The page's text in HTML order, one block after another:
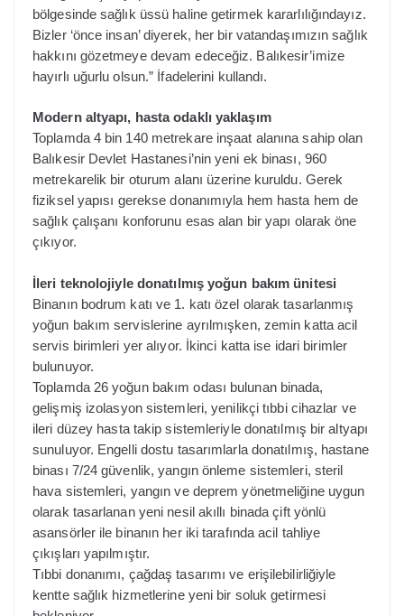
bölgesinde sağlık üssü haline getirmek kararlılığındayız.
Bizler ‘önce insan’ diyerek, her bir vatandaşımızın sağlık
hakkını gözetmeye devam edeceğiz. Balıkesir’imize
hayırlı uğurlu olsun.” İfadelerini kullandı.
Modern altyapı, hasta odaklı yaklaşım
Toplamda 4 bin 140 metrekare inşaat alanına sahip olan
Balıkesir Devlet Hastanesi’nin yeni ek binası, 960
metrekarelik bir oturum alanı üzerine kuruldu. Gerek
fiziksel yapısı gerekse donanımıyla hem hasta hem de
sağlık çalışanı konforunu esas alan bir yapı olarak öne
çıkıyor.
İleri teknolojiyle donatılmış yoğun bakım ünitesi
Binanın bodrum katı ve 1. katı özel olarak tasarlanmış
yoğun bakım servislerine ayrılmışken, zemin katta acil
servis birimleri yer alıyor. İkinci katta ise idari birimler
bulunuyor.
Toplamda 26 yoğun bakım odası bulunan binada,
gelişmiş izolasyon sistemleri, yenilikçi tıbbi cihazlar ve
ileri düzey hasta takip sistemleriyle donatılmış bir altyapı
sunuluyor. Engelli dostu tasarımlarla donatılmış, hastane
binası 7/24 güvenlik, yangın önleme sistemleri, steril
hava sistemleri, yangın ve deprem yönetmeliğine uygun
olarak tasarlanan yeni nesil akıllı binada çift yönlü
asansörler ile binanın her iki tarafında acil tahliye
çıkışları yapılmıştır.
Tıbbi donanımı, çağdaş tasarımı ve erişilebilirliğiyle
kentte sağlık hizmetlerine yeni bir soluk getirmesi